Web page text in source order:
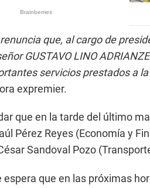
que, al cargo de
GUSTAVO LINO
servicios prestados a
expremier.
que en la tarde del último
Pérez Reyes (Economía y
Sandoval Pozo
espera que en las próximas